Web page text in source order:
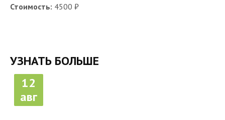
Стоимость: 4500 ₽
УЗНАТЬ БОЛЬШЕ
12
авг